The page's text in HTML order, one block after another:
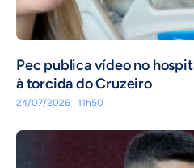
Pec publica vídeo no
à torcida do Cruzeiro
24/07/2026 · 11h50